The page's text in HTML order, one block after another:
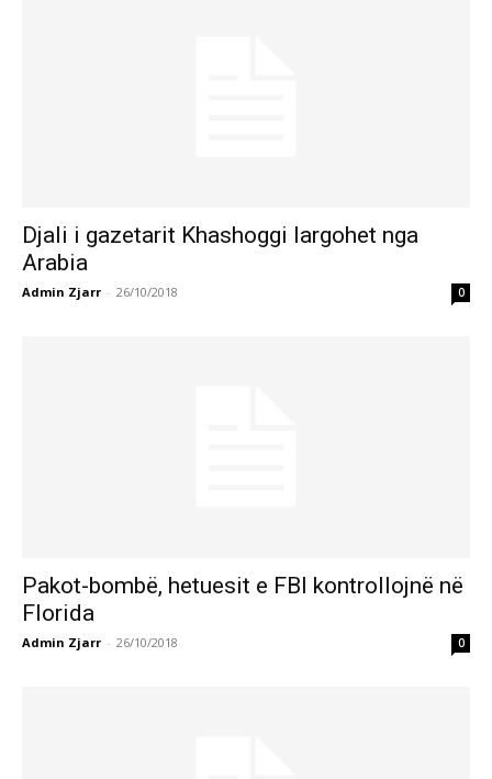
Djali i gazetarit Khashoggi largohet nga
Arabia
Admin Zjarr - 26/10/2018 0
Pakot-bombë, hetuesit e FBI kontrollojnë në
Florida
Admin Zjarr - 26/10/2018 0